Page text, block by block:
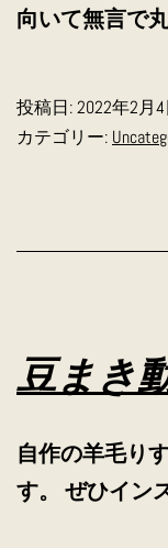
向いて無言で
投稿日:2022年2月4
カテゴリー:
豆まき
自作の羊毛り
す。 ぜひイン